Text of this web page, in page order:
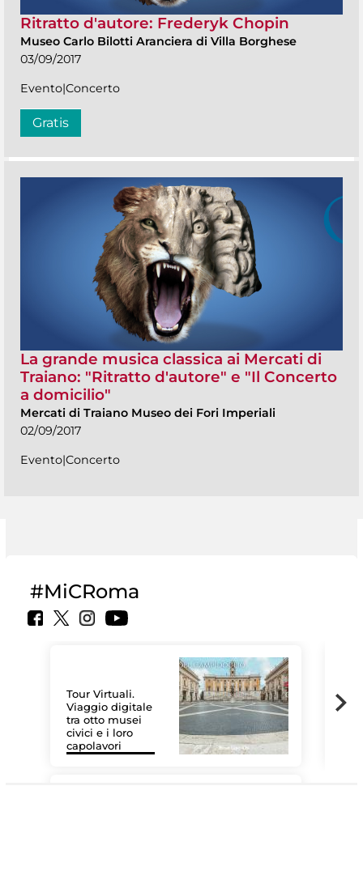
Ritratto d'autore: Frederyk Chopin
Museo Carlo Bilotti Aranciera di Villa Borghese
03/09/2017
Evento|Concerto
Gratis
La grande musica classica ai Mercati di
Traiano: "Ritratto d'autore" e "Il Concerto
a domicilio"
Mercati di Traiano Museo dei Fori Imperiali
02/09/2017
Evento|Concerto
#MiCRoma
Tour Virtuali.
Viaggio digitale
tra otto musei
civici e i loro
capolavori